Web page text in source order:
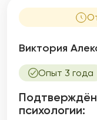
Виктория
Опыт 3 года
психологии: